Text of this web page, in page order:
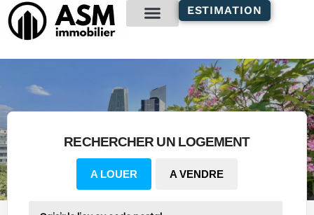
principal
ESTIMATION
RECHERCHER UN LOGEMENT
A LOUER A VENDRE